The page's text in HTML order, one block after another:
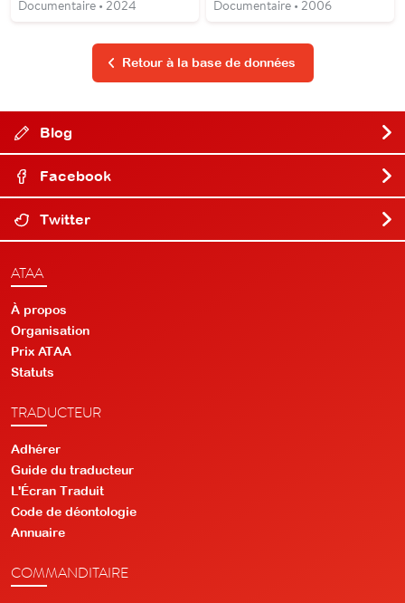
Documentaire • 2024 Documentaire • 2006
Retour à la base de données
Blog
Facebook
Twitter
ATAA
À propos
Organisation
Prix ATAA
Statuts
TRADUCTEUR
Adhérer
Guide du traducteur
L'Écran Traduit
Code de déontologie
Annuaire
COMMANDITAIRE